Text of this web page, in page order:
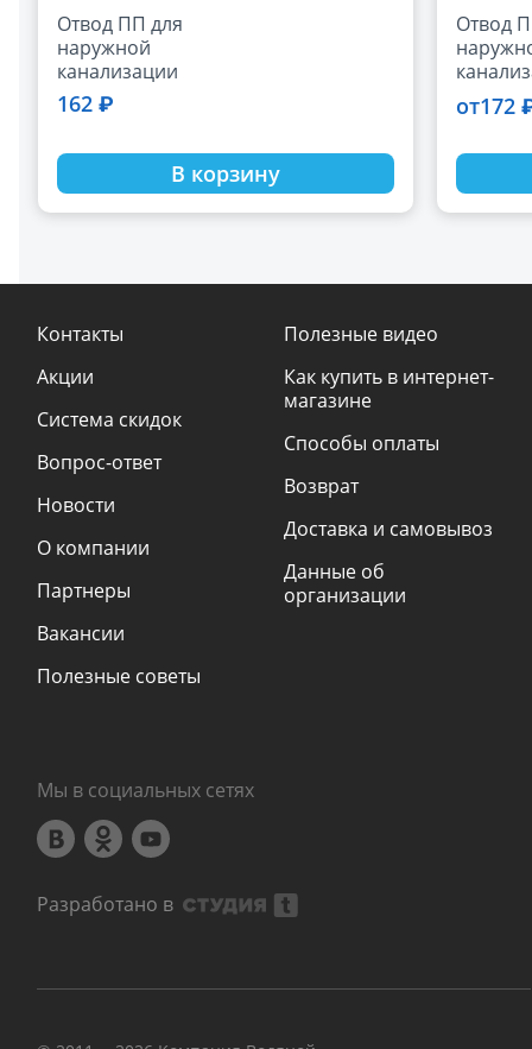
Отвод ПП для
наружной
канализации
110х30 РТП (50)
162 ₽
В корзину
Отвод
РТП
от172
Контакты
Акции
Система скидок
Вопрос-ответ
Новости
О компании
Партнеры
Вакансии
Полезные советы
Полезные видео
Как купить в интернет-
магазине
Способы оплаты
Возврат
Доставка и самовывоз
Данные об
организации
Мы в социальных сетях
Разработано в